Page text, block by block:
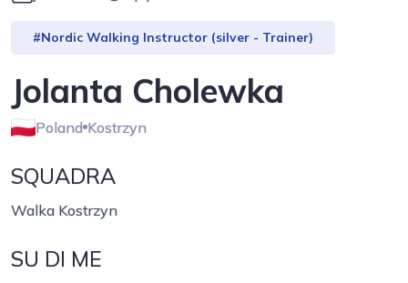
#Nordic Walking Instructor (silver - Trainer)
Jolanta Cholewka
Poland Kostrzyn
SQUADRA
Walka Kostrzyn
SU DI ME